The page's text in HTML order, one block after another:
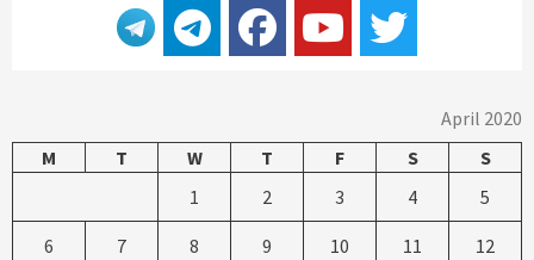
April 2020
M
T W T F S
S
1
2 3 4 5
6 7 8 9 10 11 12